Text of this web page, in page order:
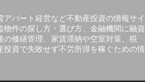
アパート経営など不動産投資の情報サイ
物件の探し方・選び方、金融機関に融資
の修繕管理、家賃滞納や空室対策、税
投資で失敗せず不労所得を稼ぐための情